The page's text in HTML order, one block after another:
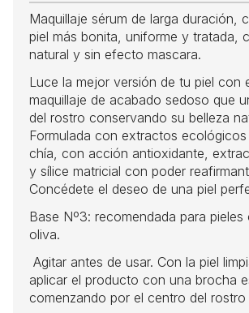
Maquillaje sérum de larga duración,
piel más bonita, uniforme y tratada,
natural y sin efecto mascara.
Luce la mejor versión de tu piel con
maquillaje de acabado sedoso que
del rostro conservando su belleza
Formulada con extractos
chía, con acción antioxidante,
y sílice matricial con poder
Concédete el deseo de una piel
Base Nº3: recomendada para pieles
oliva.
Agitar antes de usar. Con la piel
aplicar el producto con una brocha
comenzando por el centro del